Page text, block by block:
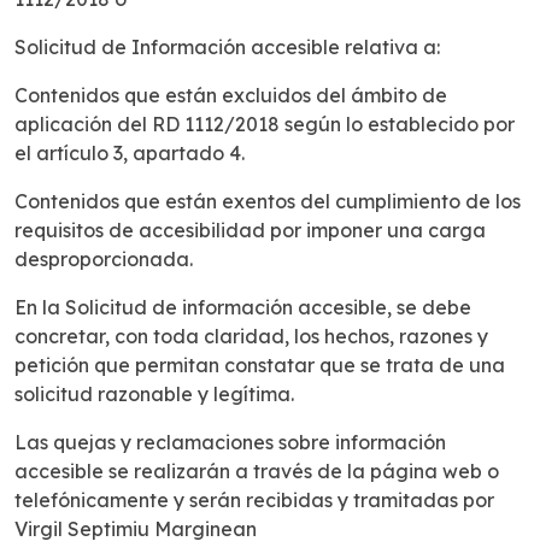
Solicitud de Información accesible relativa a:
Contenidos que están excluidos del ámbito de
aplicación del RD 1112/2018 según lo establecido por
el artículo 3, apartado 4.
Contenidos que están exentos del cumplimiento de los
requisitos de accesibilidad por imponer una carga
desproporcionada.
En la Solicitud de información accesible, se debe
concretar, con toda claridad, los hechos, razones y
petición que permitan constatar que se trata de una
solicitud razonable y legítima.
Las quejas y reclamaciones sobre información
accesible se realizarán a través de la página web o
telefónicamente y serán recibidas y tramitadas por
Virgil Septimiu Marginean